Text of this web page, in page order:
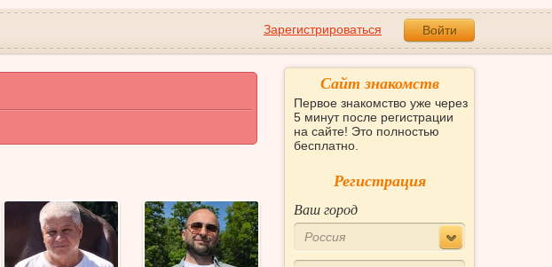
Зарегистрироваться Войти
Сайт знакомств
Первое знакомство уже через
5 минут после регистрации
на сайте! Это полностью
бесплатно.
Регистрация
Ваш город
Россия